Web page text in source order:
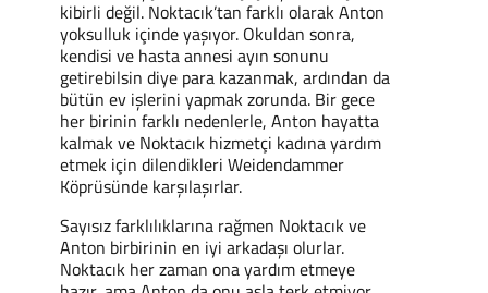
kibirli değil. Noktacık’tan farklı olarak Anton
yoksulluk içinde yaşıyor. Okuldan sonra,
kendisi ve hasta annesi ayın sonunu
getirebilsin diye para kazanmak, ardından da
bütün ev işlerini yapmak zorunda. Bir gece
her birinin farklı nedenlerle, Anton hayatta
kalmak ve Noktacık hizmetçi kadına yardım
etmek için dilendikleri Weidendammer
Köprüsünde karşılaşırlar.
Sayısız farklılıklarına rağmen Noktacık ve
Anton birbirinin en iyi arkadaşı olurlar.
Noktacık her zaman ona yardım etmeye